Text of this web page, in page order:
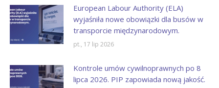
European Labour Authority (ELA)
wyjaśniła nowe obowiązki dla busów w
transporcie międzynarodowym.
pt., 17 lip 2026
Kontrole umów cywilnoprawnych po 8
lipca 2026. PIP zapowiada nową jakość.